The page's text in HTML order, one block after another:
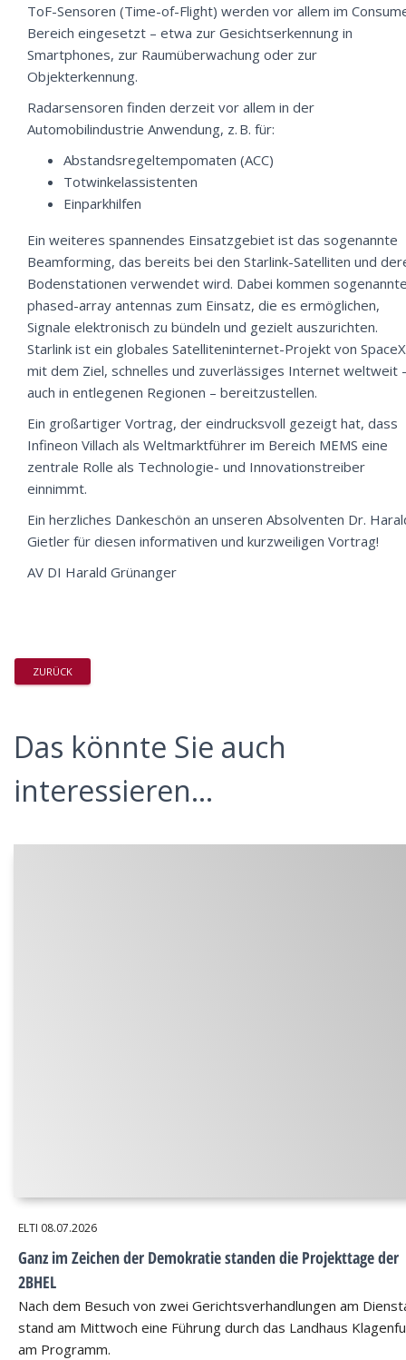
ToF-Sensoren (Time-of-Flight) werden vor allem im
Bereich eingesetzt – etwa zur Gesichtserkennung in
Smartphones, zur Raumüberwachung oder zur
Objekterkennung.
Radarsensoren finden derzeit vor allem in der
Automobilindustrie Anwendung, z. B. für:
Abstandsregeltempomaten (ACC)
Totwinkelassistenten
Einparkhilfen
Ein weiteres spannendes Einsatzgebiet ist das sogenannte
Beamforming, das bereits bei den Starlink-Satelliten und
Bodenstationen verwendet wird. Dabei kommen
phased-array antennas zum Einsatz, die es ermöglichen,
Signale elektronisch zu bündeln und gezielt auszurichten.
Starlink ist ein globales Satelliteninternet-Projekt von
mit dem Ziel, schnelles und zuverlässiges Internet weltweit
auch in entlegenen Regionen – bereitzustellen.
Ein großartiger Vortrag, der eindrucksvoll gezeigt hat, dass
Infineon Villach als Weltmarktführer im Bereich MEMS eine
zentrale Rolle als Technologie- und Innovationstreiber
einnimmt.
Ein herzliches Dankeschön an unseren Absolventen Dr.
Gietler für diesen informativen und kurzweiligen Vortrag!
AV DI Harald Grünanger
ZURÜCK
Das könnte Sie auch
interessieren...
ELTI 08.07.2026
Ganz im Zeichen der Demokratie standen die Projekttage der
2BHEL
Nach dem Besuch von zwei Gerichtsverhandlungen am
stand am Mittwoch eine Führung durch das Landhaus
am Programm.